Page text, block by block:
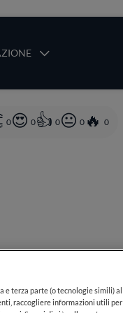
principale
0 0 0 0 0
terza parte (o tecnologie simili) al
raccogliere informazioni utili per